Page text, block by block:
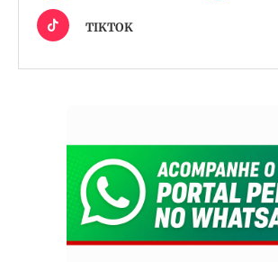
TIKTOK